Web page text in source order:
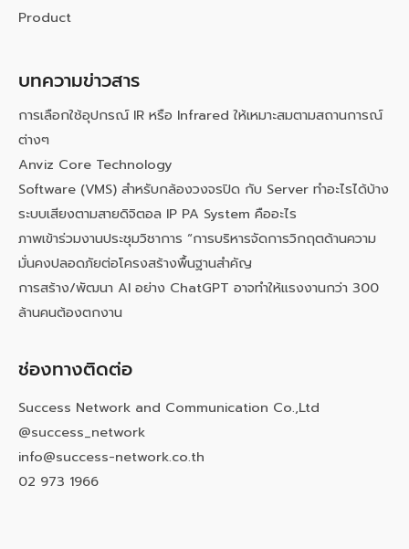
Product
บทความข่าวสาร
การเลือกใช้อุปกรณ์ IR หรือ Infrared ให้เหมาะสมตามสถานการณ์
ต่างๆ
Anviz Core Technology
Software (VMS) สำหรับกล้องวงจรปิด กับ Server ทำอะไรได้บ้าง
ระบบเสียงตามสายดิจิตอล IP PA System คืออะไร
ภาพเข้าร่วมงานประชุมวิชาการ “การบริหารจัดการวิกฤตด้านความ
มั่นคงปลอดภัยต่อโครงสร้างพื้นฐานสำคัญ
การสร้าง/พัฒนา AI อย่าง ChatGPT อาจทำให้แรงงานกว่า 300
ล้านคนต้องตกงาน
ช่องทางติดต่อ
Success Network and Communication Co.,Ltd
@success_network
info@success-network.co.th
02 973 1966